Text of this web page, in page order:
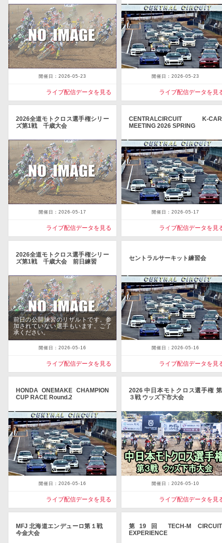
開催日：2026-05-23
ライブ配信データを見る
開催日：2026-05-23
ライブ配信データを見
2026全道モトクロス選手権シリー
ズ第1戦 千歳大会
開催日：2026-05-17
ライブ配信データを見る
CENTRALCIRCUIT K-CAR
MEETING 2026 SPRING
開催日：2026-05-17
ライブ配信データを見
2026全道モトクロス選手権シリー
ズ第1戦 千歳大会 前日練習
前日の公開練習のリザルトです。参
加されていない選手もいます。ご了
承ください。
開催日：2026-05-16
ライブ配信データを見る
セントラルサーキット練習会
開催日：2026-05-16
ライブ配信データを見
HONDA ONEMAKE CHAMPION
CUP RACE Round.2
開催日：2026-05-16
ライブ配信データを見る
2026 中日本モトクロス選手権 第
３戦 ウッズ下市大会
開催日：2026-05-10
ライブ配信データを見
MFJ 北海道エンデューロ第１戦
今金大会
第19回 TECH-M CIRCUIT
EXPERIENCE